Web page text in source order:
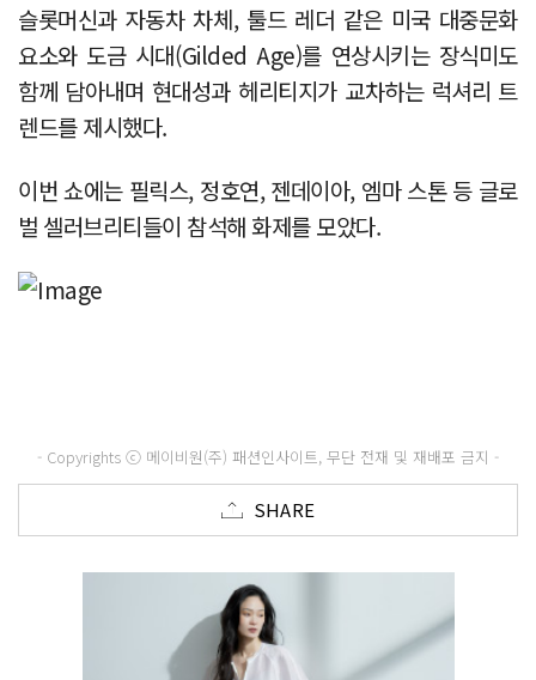
슬롯머신과 자동차 차체, 툴드 레더 같은 미국 대중문화
요소와 도금 시대(Gilded Age)를 연상시키는 장식미도
함께 담아내며 현대성과 헤리티지가 교차하는 럭셔리 트
렌드를 제시했다.
이번 쇼에는 필릭스, 정호연, 젠데이아, 엠마 스톤 등 글로
벌 셀러브리티들이 참석해 화제를 모았다.
- Copyrights ⓒ 메이비원(주) 패션인사이트, 무단 전재 및 재배포 금지 -
SHARE